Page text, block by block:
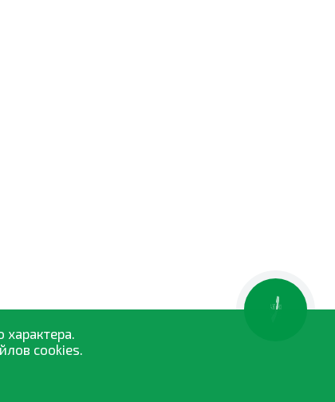
cookies.
КНОПКА